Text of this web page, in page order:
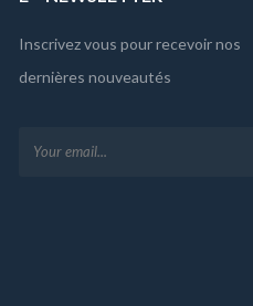
Inscrivez vous pour recevoir nos
dernières nouveautés